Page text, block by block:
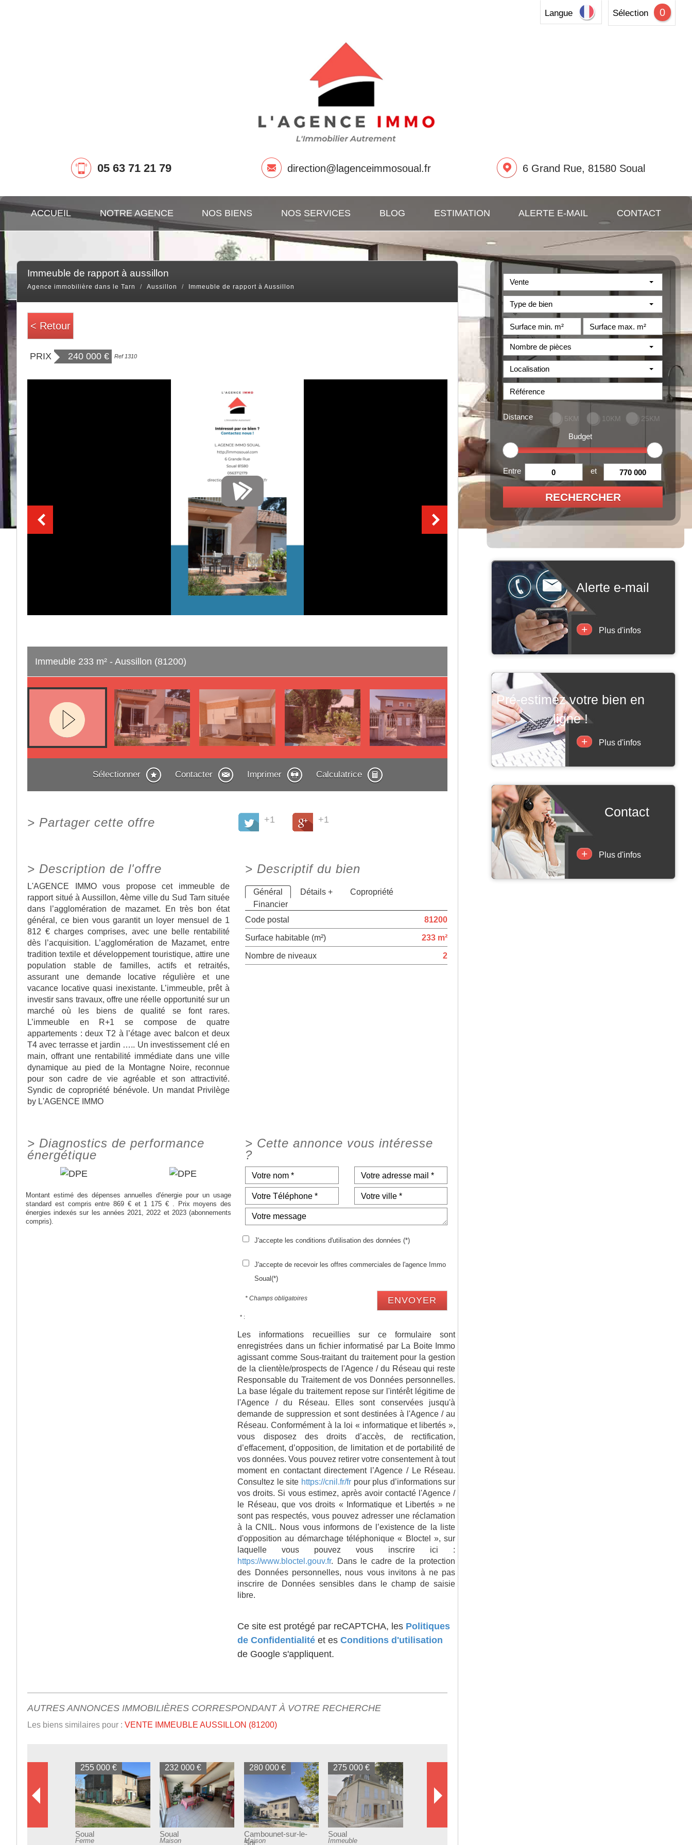
Langue Sélection 0
05 63 71 21 79 direction@lagenceimmosoual.fr 6 Grand Rue, 81580 Soual
ACCUEIL NOTRE AGENCE NOS BIENS NOS SERVICES BLOG ESTIMATION ALERTE E-MAIL CONTACT
Vente
Type de bien
Nombre de pièces
Localisation
Distance 5KM 10KM 25KM
Budget
Entre et
RECHERCHER
immeuble de rapport à aussillon
Agence immobilière dans le Tarn Aussillon Immeuble de rapport à Aussillon
< Retour
Immeuble 233 m² - Aussillon (81200)
PRIX 240 000 € Ref 1310
Sélectionner Contacter Imprimer Calculatrice
> Partager cette offre +1 +1
> Description de l'offre
L'AGENCE IMMO vous propose cet immeuble de
rapport situé à Aussillon, 4ème ville du Sud Tarn située
dans l’agglomération de mazamet. En très bon état
général, ce bien vous garantit un loyer mensuel de 1
812 € charges comprises, avec une belle rentabilité
dès l’acquisition. L’agglomération de Mazamet, entre
tradition textile et développement touristique, attire une
population stable de familles, actifs et retraités,
assurant une demande locative régulière et une
vacance locative quasi inexistante. L’immeuble, prêt à
investir sans travaux, offre une réelle opportunité sur un
marché où les biens de qualité se font rares.
L’immeuble en R+1 se compose de quatre
appartements : deux T2 à l’étage avec balcon et deux
T4 avec terrasse et jardin ….. Un investissement clé en
main, offrant une rentabilité immédiate dans une ville
dynamique au pied de la Montagne Noire, reconnue
pour son cadre de vie agréable et son attractivité.
Syndic de copropriété bénévole. Un mandat Privilège
by L'AGENCE IMMO
> Descriptif du bien
Général Détails +
Copropriété
Financier
Code postal
81200
Surface habitable (m²)
233 m²
Nombre de niveaux
2
> Diagnostics de performance
énergétique
Montant estimé des dépenses annuelles d'énergie pour un usage
standard est compris entre 869 € et 1 175 € . Prix moyens des
énergies indexés sur les années 2021, 2022 et 2023 (abonnements
compris).
> Cette annonce vous intéresse
?
J'accepte les conditions d'utilisation des données (*)
J'accepte de recevoir les offres commerciales de l'agence Immo
Soual(*)
* Champs obligatoires ENVOYER
* :
Les informations recueillies sur ce formulaire sont
enregistrées dans un fichier informatisé par La Boite Immo
agissant comme Sous-traitant du traitement pour la gestion
de la clientèle/prospects de l'Agence / du Réseau qui reste
Responsable du Traitement de vos Données personnelles.
La base légale du traitement repose sur l'intérêt légitime de
l'Agence / du Réseau. Elles sont conservées jusqu'à
demande de suppression et sont destinées à l'Agence / au
Réseau. Conformément à la loi « informatique et libertés »,
vous disposez des droits d’accès, de rectification,
d’effacement, d’opposition, de limitation et de portabilité de
vos données. Vous pouvez retirer votre consentement à tout
moment en contactant directement l’Agence / Le Réseau.
Consultez le site https://cnil.fr/frpour plus d’informations sur
vos droits. Si vous estimez, après avoir contacté l'Agence /
le Réseau, que vos droits « Informatique et Libertés » ne
sont pas respectés, vous pouvez adresser une réclamation
à la CNIL. Nous vous informons de l’existence de la liste
d'opposition au démarchage téléphonique « Bloctel », sur
laquelle vous pouvez vous inscrire ici :
https://www.bloctel.gouv.fr. Dans le cadre de la protection
des Données personnelles, nous vous invitons à ne pas
inscrire de Données sensibles dans le champ de saisie
libre.
Ce site est protégé par reCAPTCHA, les Politiques
de Confidentialité et esConditions d'utilisation
de Google s'appliquent.
AUTRES ANNONCES IMMOBILIÈRES CORRESPONDANT À VOTRE RECHERCHE
Les biens similaires pour : VENTE IMMEUBLE AUSSILLON (81200)
255 000 €
Soual
Ferme
232 000 €
Soual
Maison
280 000 €
Cambounet-sur-le-
Sor
Maison
275 000 €
Soual
Immeuble
alerte e-mail
+ Plus d'infos
pré-estimez votre bien en
ligne !
+ Plus d'infos
contact
+ Plus d'infos